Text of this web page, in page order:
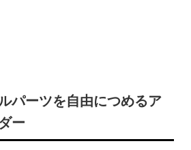
パーツを自由につめるア
ー